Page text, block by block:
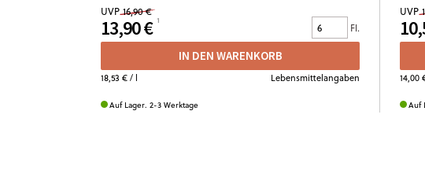
UVP 16,90 €
13,90 € Fl.
IN DEN WARENKORB
18,53 €/ l Lebensmittelangaben
Auf Lager. 2-3 Werktage
UVP
14,00
Auf